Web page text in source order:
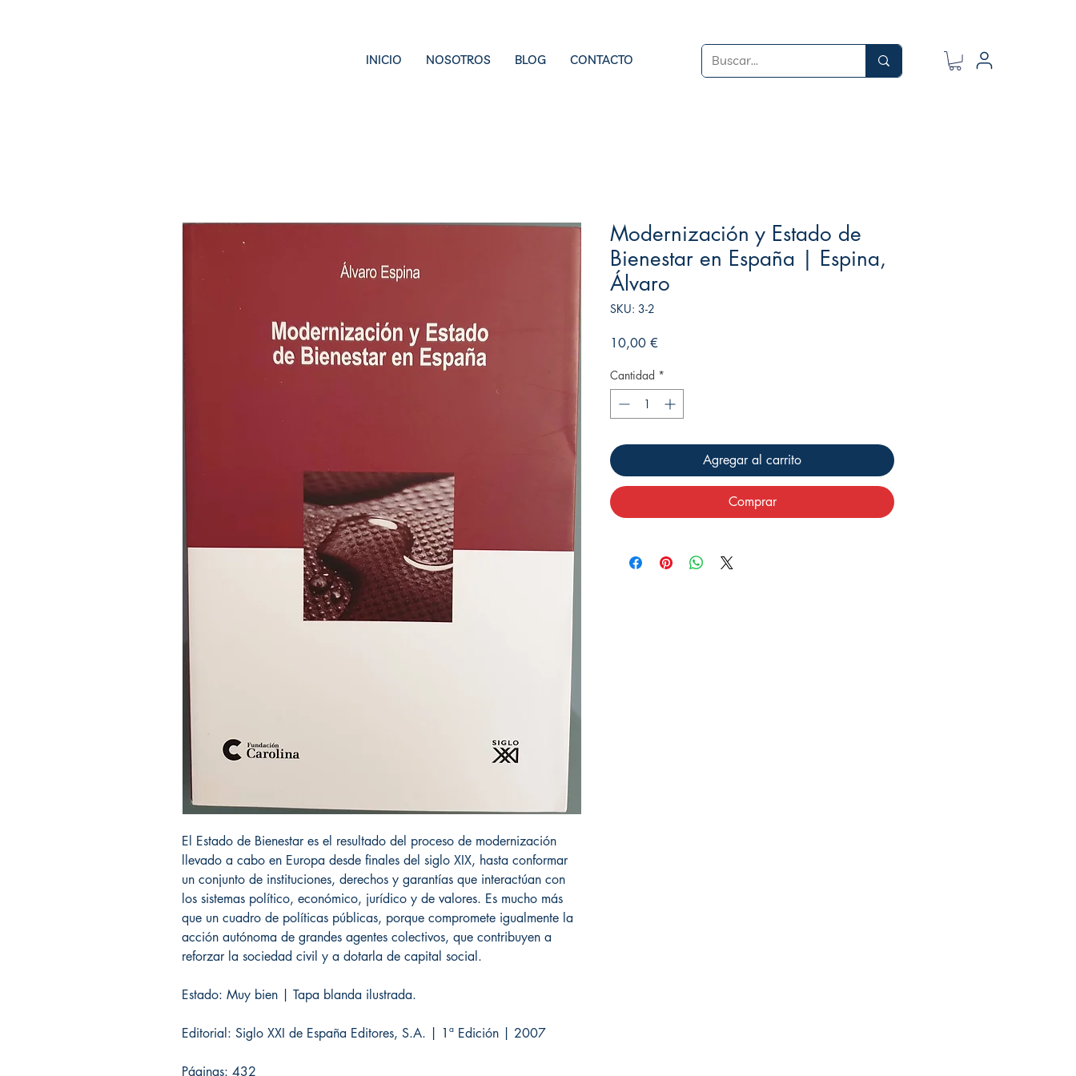
INICIO NOSOTROS BLOG CONTACTO
El Estado de Bienestar es el resultado del proceso de modernización
llevado a cabo en Europa desde finales del siglo XIX, hasta conformar
un conjunto de instituciones, derechos y garantías que interactúan con
los sistemas político, económico, jurídico y de valores. Es mucho más
que un cuadro de políticas públicas, porque compromete igualmente la
acción autónoma de grandes agentes colectivos, que contribuyen a
reforzar la sociedad civil y a dotarla de capital social.
Estado: Muy bien | Tapa blanda ilustrada.
Editorial: Siglo XXI de España Editores, S.A. | 1ª Edición | 2007
Páginas: 432
Modernización y Estado de
Bienestar en España | Espina,
Álvaro
SKU: 3-2
10,00 €
Cantidad *
Agregar al carrito
Comprar